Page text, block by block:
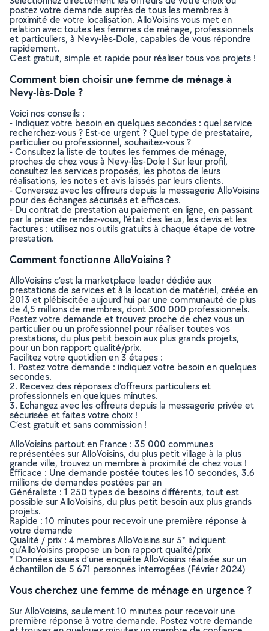
postez votre demande auprès de tous les membres à
proximité de votre localisation. AlloVoisins vous met en
relation avec toutes les femmes de ménage, professionnels
et particuliers, à Nevy-lès-Dole, capables de vous répondre
rapidement.
C’est gratuit, simple et rapide pour réaliser tous vos projets !
Comment bien choisir une femme de ménage à
Nevy-lès-Dole ?
Voici nos conseils :
- Indiquez votre besoin en quelques secondes : quel service
recherchez-vous ? Est-ce urgent ? Quel type de prestataire,
particulier ou professionnel, souhaitez-vous ?
- Consultez la liste de toutes les femmes de ménage,
proches de chez vous à Nevy-lès-Dole ! Sur leur profil,
consultez les services proposés, les photos de leurs
réalisations, les notes et avis laissés par leurs clients.
- Conversez avec les offreurs depuis la messagerie AlloVoisins
pour des échanges sécurisés et efficaces.
- Du contrat de prestation au paiement en ligne, en passant
par la prise de rendez-vous, l’état des lieux, les devis et les
factures : utilisez nos outils gratuits à chaque étape de votre
prestation.
Comment fonctionne AlloVoisins ?
AlloVoisins c’est la marketplace leader dédiée aux
prestations de services et à la location de matériel, créée en
2013 et plébiscitée aujourd’hui par une communauté de plus
de 4,5 millions de membres, dont 300 000 professionnels.
Postez votre demande et trouvez proche de chez vous un
particulier ou un professionnel pour réaliser toutes vos
prestations, du plus petit besoin aux plus grands projets,
pour un bon rapport qualité/prix.
Facilitez votre quotidien en 3 étapes :
1. Postez votre demande : indiquez votre besoin en quelques
secondes.
2. Recevez des réponses d’offreurs particuliers et
professionnels en quelques minutes.
3. Echangez avec les offreurs depuis la messagerie privée et
sécurisée et faites votre choix !
C’est gratuit et sans commission !
AlloVoisins partout en France : 35 000 communes
représentées sur AlloVoisins, du plus petit village à la plus
grande ville, trouvez un membre à proximité de chez vous !
Efficace : Une demande postée toutes les 10 secondes, 3.6
millions de demandes postées par an
Généraliste : 1 250 types de besoins différents, tout est
possible sur AlloVoisins, du plus petit besoin aux plus grands
projets.
Rapide : 10 minutes pour recevoir une première réponse à
votre demande
Qualité / prix : 4 membres AlloVoisins sur 5* indiquent
qu’AlloVoisins propose un bon rapport qualité/prix
* Données issues d’une enquête AlloVoisins réalisée sur un
échantillon de 5 671 personnes interrogées (Février 2024)
Vous cherchez une femme de ménage en urgence ?
Sur AlloVoisins, seulement 10 minutes pour recevoir une
première réponse à votre demande. Postez votre demande